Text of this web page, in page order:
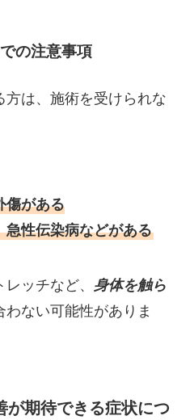
の注意事項
方は、施術を受けられな
傷がある
急性伝染病などがある
ッチなど、 身体を触ら
わない可能性がありま
が期待できる症状につ